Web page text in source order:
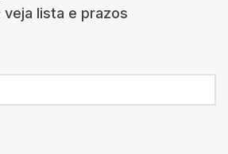
lista e prazos